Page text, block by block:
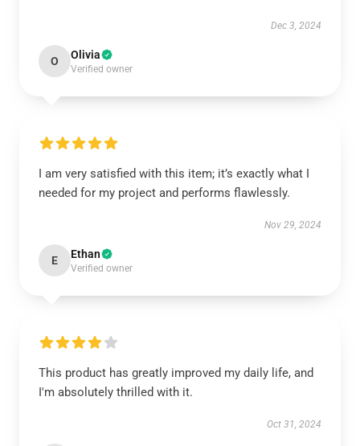
Dec 3, 2024
O Olivia
Verified owner
I am very satisfied with this item; it’s exactly what I
needed for my project and performs flawlessly.
Nov 29, 2024
E Ethan
Verified owner
This product has greatly improved my daily life, and
I'm absolutely thrilled with it.
Oct 31, 2024